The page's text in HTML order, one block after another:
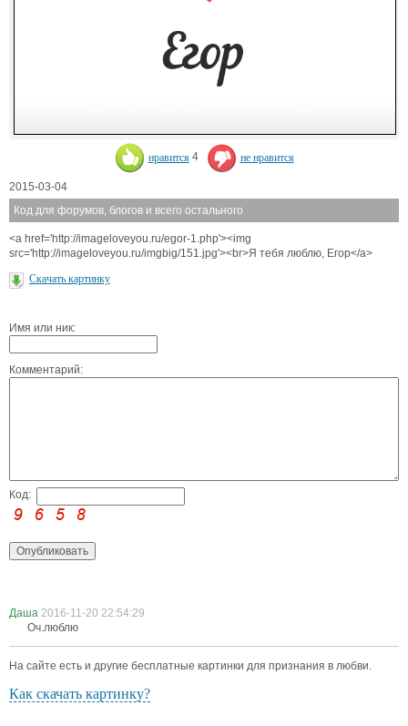
нравится 4 не нравится
2015-03-04
Код для форумов, блогов и всего остального
<a href='http://imageloveyou.ru/egor-1.php'><img
src='http://imageloveyou.ru/imgbig/151.jpg'><br>Я тебя люблю, Егор</a>
Скачать картинку
Имя или ник:
Комментарий:
Код:
Даша 2016-11-20 22:54:29
Оч.люблю
На сайте есть и другие бесплатные картинки для признания в любви.
Как скачать картинку?